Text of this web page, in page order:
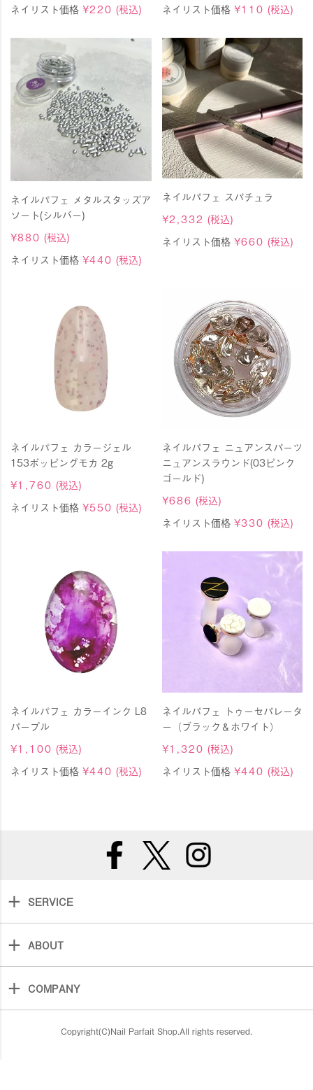
ネイリスト価格 ¥220 (税込)
ネイリスト価格 ¥110 (税込)
ネイルパフェ メタルスタッズア
ソート(シルバー)
¥880 (税込)
ネイリスト価格 ¥440 (税込)
ネイルパフェ スパチュラ
¥2,332 (税込)
ネイリスト価格 ¥660 (税込)
ネイルパフェ カラージェル
153ポッピングモカ 2g
¥1,760 (税込)
ネイリスト価格 ¥550 (税込)
ネイルパフェ ニュアンスパーツ
ニュアンスラウンド(03ピンク
ゴールド)
¥686 (税込)
ネイリスト価格 ¥330 (税込)
ネイルパフェ カラーインク L8
パープル
¥1,100 (税込)
ネイリスト価格 ¥440 (税込)
ネイルパフェ トゥーセパレータ
ー（ブラック＆ホワイト）
¥1,320 (税込)
ネイリスト価格 ¥440 (税込)
SERVICE
ABOUT
COMPANY
Copyright(C)Nail Parfait Shop.All rights reserved.